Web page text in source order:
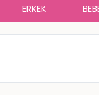
ERKEK